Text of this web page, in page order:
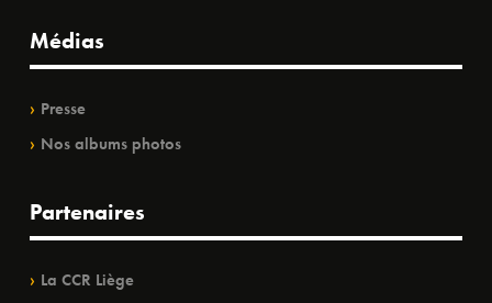
Médias
Presse
Nos albums photos
Partenaires
La CCR Liège